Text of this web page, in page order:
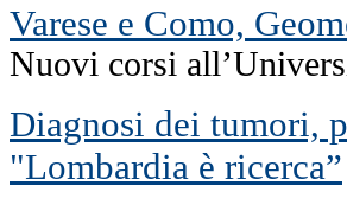
Varese e Como,
Nuovi corsi
Diagnosi dei tumori,
"Lombardia è ricerca”